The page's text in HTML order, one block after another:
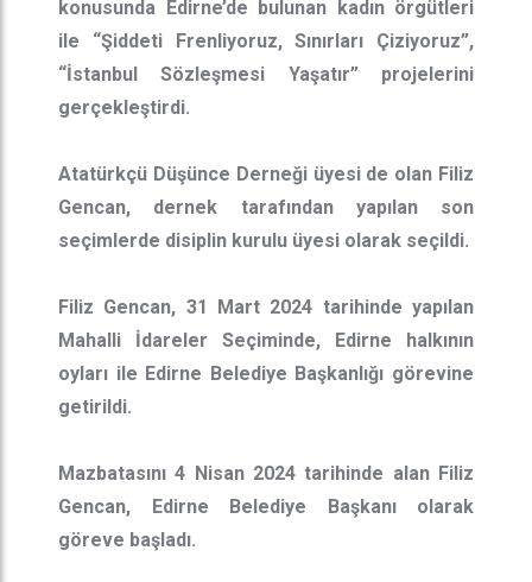
konusunda Edirne’de bulunan kadın örgütleri
ile “Şiddeti Frenliyoruz, Sınırları Çiziyoruz”,
“İstanbul Sözleşmesi Yaşatır” projelerini
gerçekleştirdi.
Atatürkçü Düşünce Derneği üyesi de olan Filiz
Gencan, dernek tarafından yapılan son
seçimlerde disiplin kurulu üyesi olarak seçildi.
Filiz Gencan, 31 Mart 2024 tarihinde yapılan
Mahalli İdareler Seçiminde, Edirne halkının
oyları ile Edirne Belediye Başkanlığı görevine
getirildi.
Mazbatasını 4 Nisan 2024 tarihinde alan Filiz
Gencan, Edirne Belediye Başkanı olarak
göreve başladı.